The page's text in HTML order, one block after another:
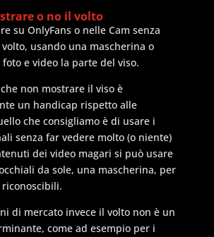
o no il volto
su OnlyFans o nelle Cam senza
usando una mascherina o
e video la parte del viso.
non mostrare il viso è
un handicap rispetto alle
che consigliamo è di usare i
senza far vedere molto (o niente)
dei video magari si può usare
da sole, una mascherina, per
di mercato invece il volto non è un
come ad esempio per i